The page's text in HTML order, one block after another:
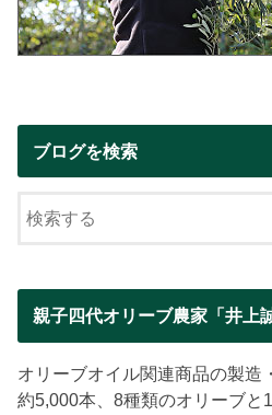
ブログを検索
親子四代オリーブ農家「井上
オリーブオイル関連商品の製造
約5,000本、8種類のオリーブと